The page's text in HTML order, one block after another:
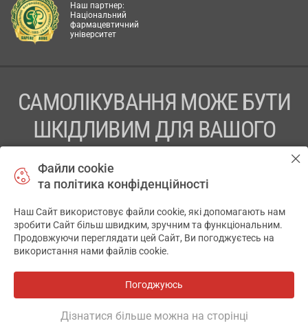
Наш партнер:
Національний
фармацевтичний
університет
САМОЛІКУВАННЯ МОЖЕ БУТИ
ШКІДЛИВИМ ДЛЯ ВАШОГО
ПЕРЕД ЗАСТОСУВАННЯМ ПРЕПАРАТУ ПРОКОНСУЛЬТУЙТЕСЬ
ТОВ «АПТЕКА 911.ЮА» Код ЄДРПОУ 43631965.
Відмова від відповідальності
© 2014-2026. Медична інформаційна система АПТЕКА911.ЮА
Файли cookie
та політика конфіденційності
Наш Сайт використовує файли cookie, які допомагають нам
зробити Сайт більш швидким, зручним та функціональним.
Продовжуючи переглядати цей Сайт, Ви погоджуєтесь на
використання нами файлів cookie.
Погоджуюсь
Дізнатися більше можна на сторінці
✕